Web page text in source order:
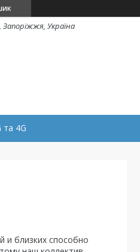
Україна
та 4G
и близких способно